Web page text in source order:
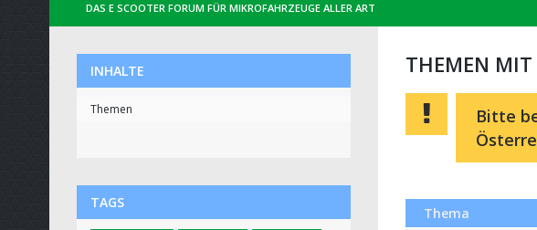
DAS E SCOOTER FORUM FÜR MIKROFAHRZEUGE ALLER ART
INHALTE
Themen
TAGS
THEMEN MIT
Bitte
Thema